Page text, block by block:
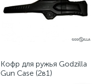
Кофр для ружья Godzilla
Gun Case (2в1)